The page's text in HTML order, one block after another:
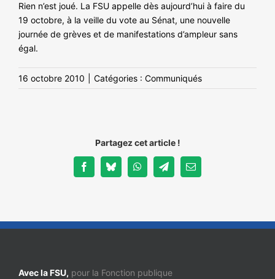
Rien n’est joué. La FSU appelle dès aujourd’hui à faire du
19 octobre, à la veille du vote au Sénat, une nouvelle
journée de grèves et de manifestations d’ampleur sans
égal.
16 octobre 2010 Catégories : Communiqués
Partagez cet article !
FacebookBlueskyWhatsAppTelegramEmail
Avec la FSU, pour la Fonction publique